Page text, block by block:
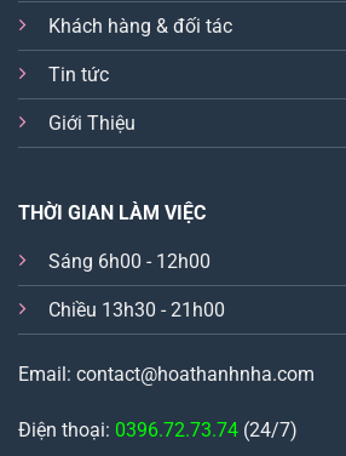
Khách hàng & đối tác
Tin tức
Giới Thiệu
THỜI GIAN LÀM VIỆC
Sáng 6h00 - 12h00
Chiều 13h30 - 21h00
Email: contact@hoathanhnha.com
Điện thoại: 0396.72.73.74 (24/7)